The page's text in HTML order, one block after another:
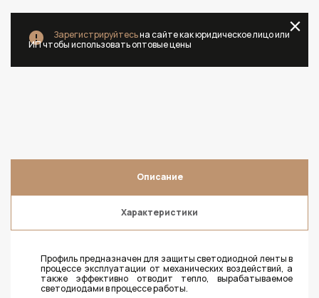
Зарегистрируйтесьна сайте как юридическое лицо или
ИП чтобы использовать оптовые цены
Описание
Характеристики
Профиль предназначен для защиты светодиодной ленты в
процессе эксплуатации от механических воздействий, а
также эффективно отводит тепло, вырабатываемое
светодиодами в процессе работы.